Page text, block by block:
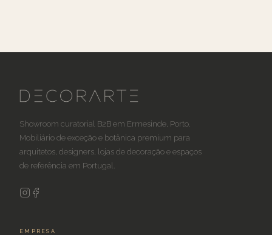
Showroom curatorial B2B em Ermesinde, Porto.
Mobiliário de exceção e botânica premium para
arquitetos, designers, lojas de decoração e espaços
de referência em Portugal.
EMPRESA